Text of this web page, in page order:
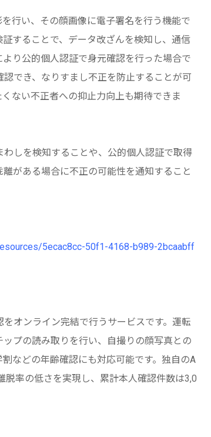
行い、その顔画像に電子署名を行う機能で
することで、データ改ざんを検知し、通信
り公的個人認証で身元確認を行った場合で
でき、なりすまし不正を防止することが可
ない不正者への抑止力向上も期待できま
しを検知することや、公的個人認証で取得
がある場合に不正の可能性を通知すること
5ecac8cc-50f1-4168-b989-2bcaabff
オンライン完結で行うサービスです。運転
プの読み取りを行い、自撮りの顔写真との
などの年齢確認にも対応可能です。独自のA
脱率の低さを実現し、累計本人確認件数は3,0